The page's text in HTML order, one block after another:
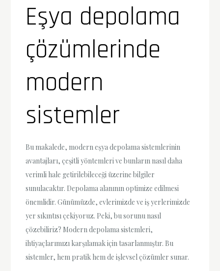
Eşya depolama
çözümlerinde
modern
sistemler
Bu makalede, modern eşya depolama sistemlerinin
avantajları, çeşitli yöntemleri ve bunların nasıl daha
verimli hale getirilebileceği üzerine bilgiler
sunulacaktır. Depolama alanının optimize edilmesi
önemlidir. Günümüzde, evlerimizde ve iş yerlerimizde
yer sıkıntısı çekiyoruz. Peki, bu sorunu nasıl
çözebiliriz? Modern depolama sistemleri,
ihtiyaçlarımızı karşılamak için tasarlanmıştır. Bu
sistemler, hem pratik hem de işlevsel çözümler sunar.